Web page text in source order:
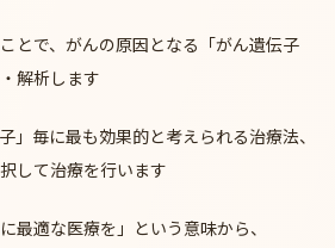
とで、がんの原因となる「がん遺伝子
解析します
」毎に最も効果的と考えられる治療法、
して治療を行います
最適な医療を」という意味から、